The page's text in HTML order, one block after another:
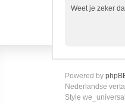
Weet je zeker
Powered by
Nederlandse
Style